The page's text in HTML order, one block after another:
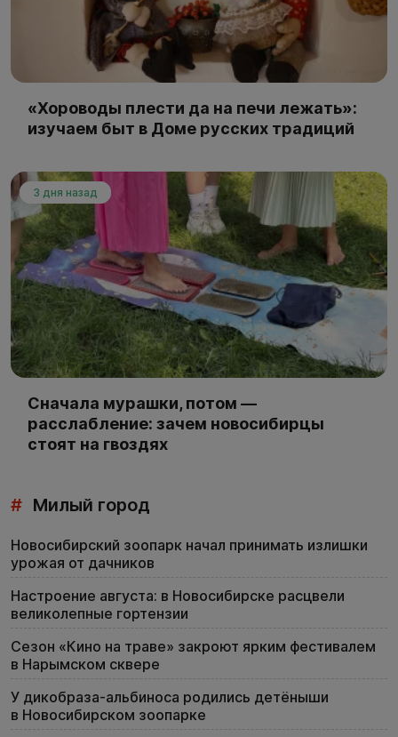
«Хороводы плести да на печи лежать»:
изучаем быт в Доме русских традиций
3 дня назад
Сначала мурашки, потом —
расслабление: зачем новосибирцы
стоят на гвоздях
# Милый город
Новосибирский зоопарк начал принимать излишки
урожая от дачников
Настроение августа: в Новосибирске расцвели
великолепные гортензии
Сезон «Кино на траве» закроют ярким фестивалем
в Нарымском сквере
У дикобраза-альбиноса родились детёныши
в Новосибирском зоопарке